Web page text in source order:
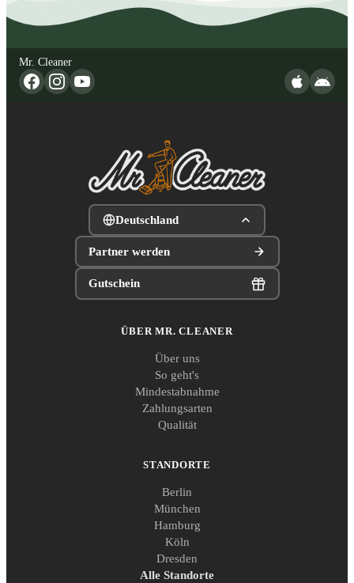
Mr. Cleaner
Deutschland
Partner werden
Gutschein
ÜBER MR. CLEANER
Über uns
So geht's
Mindestabnahme
Zahlungsarten
Qualität
STANDORTE
Berlin
München
Hamburg
Köln
Dresden
Alle Standorte